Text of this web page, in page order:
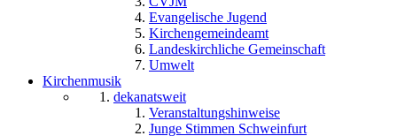
Evangelische Jugend
Kirchengemeindeamt
Landeskirchliche Gemeinschaft
Umwelt
Kirchenmusik
dekanatsweit
Veranstaltungshinweise
Junge Stimmen Schweinfurt